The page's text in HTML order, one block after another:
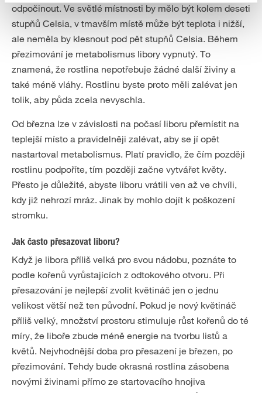
odpočinout. Ve světlé místnosti by mělo být kolem deseti
stupňů Celsia, v tmavším místě může být teplota i nižší,
ale neměla by klesnout pod pět stupňů Celsia. Během
přezimování je metabolismus libory vypnutý. To
znamená, že rostlina nepotřebuje žádné další živiny a
také méně vláhy. Rostlinu byste proto měli zalévat jen
tolik, aby půda zcela nevyschla.
Od března lze v závislosti na počasí liboru přemístit na
teplejší místo a pravidelněji zalévat, aby se jí opět
nastartoval metabolismus. Platí pravidlo, že čím později
rostlinu podpoříte, tím později začne vytvářet květy.
Přesto je důležité, abyste liboru vrátili ven až ve chvíli,
kdy již nehrozí mráz. Jinak by mohlo dojít k poškození
stromku.
Jak často přesazovat liboru?
Když je libora příliš velká pro svou nádobu, poznáte to
podle kořenů vyrůstajících z odtokového otvoru. Při
přesazování je nejlepší zvolit květináč jen o jednu
velikost větší než ten původní. Pokud je nový květináč
příliš velký, množství prostoru stimuluje růst kořenů do té
míry, že liboře zbude méně energie na tvorbu listů a
květů. Nejvhodnější doba pro přesazení je březen, po
přezimování. Tehdy bude okrasná rostlina zásobena
novými živinami přímo ze startovacího hnojiva